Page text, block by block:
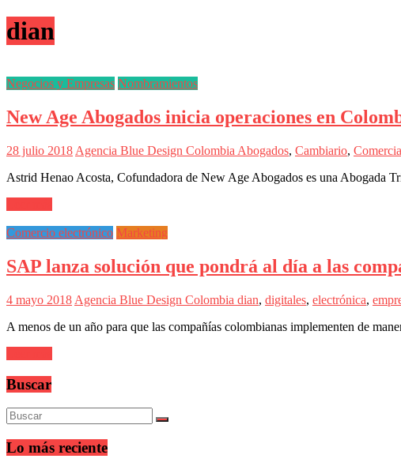
Revista
iBlue
Marketing
de
Mercadeo
y
Medios
de
la
Agencia
Blue
Design
Colombia
y
sus
filiales
América
|
mirada
y
del
Marketing
en
LATAM
dian
Negocios y Empresas Nombramientos
New Age Abogados inicia operaciones en
28 julio 2018 Agencia Blue Design Colombia Abogados, Cambiario,
Astrid Henao Acosta, Cofundadora de New Age Abogados es una Abogada
Comercio electrónico Marketing
SAP lanza solución que pondrá al día a las
4 mayo 2018 Agencia Blue Design Colombia dian, digitales, electrónica,
A menos de un año para que las compañías colombianas implementen de
Buscar
Lo más reciente